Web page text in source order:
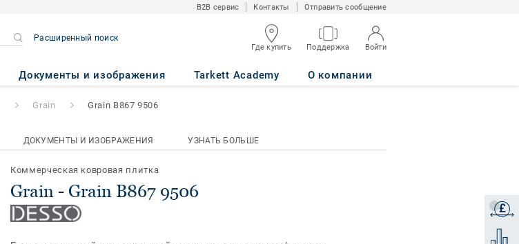
B2B сервис Контакты Отправить сообщение
Расширенный поиск
Где купить Поддержка Войти
Документы и изображения Tarkett Academy О компании
£
Grain Grain B867 9506
ДОКУМЕНТЫ И ИЗОБРАЖЕНИЯ УЗНАТЬ БОЛЬШЕ
Коммерческая ковровая плитка
Grain - Grain B867 9506